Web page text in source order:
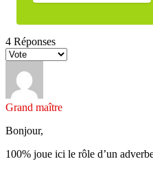
4 Réponses
Grand maître
Bonjour,
100% joue ici le rôle d’un